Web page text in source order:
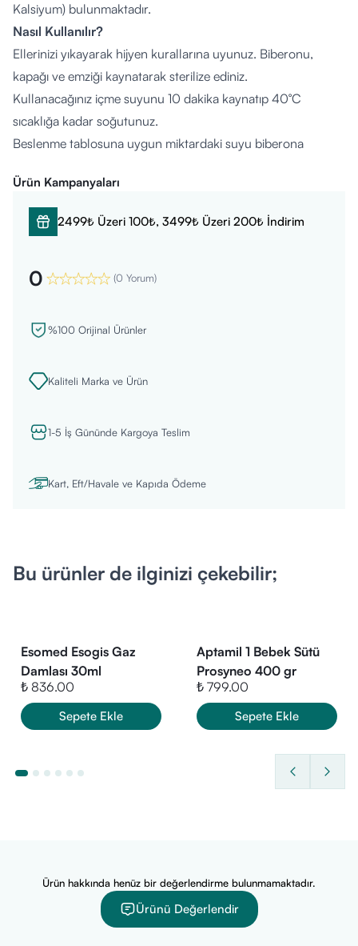
Kalsiyum) bulunmaktadır.
Nasıl Kullanılır?
Ellerinizi yıkayarak hijyen kurallarına uyunuz. Biberonu,
kapağı ve emziği kaynatarak sterilize ediniz.
Kullanacağınız içme suyunu 10 dakika kaynatıp 40°C
sıcaklığa kadar soğutunuz.
Beslenme tablosuna uygun miktardaki suyu biberona
Her 30 ml su için 1 ölçek Aptamil Prosyneo 2 tozu ekleyiniz.
Biberonun kapağını kapatıp iyice çalkalayarak karıştırınız.
Sütü bebeğinizin içebileceği sıcaklığa gelene kadar
yapabilirsiniz).
tekrar kullanılmamalıdır. Besin değerlerini korumak için
6. aydan itibaren bebeklerin beslenmesinde kullanılabilir.
ürünün kullanımı konusunda mutlaka doktorunuza danışınız.
Vitaminler:A, C, D, E, K, B1, B2, B5, B12 ve Biotin.
tüketilmelidir.
Ürün Kampanyaları
2499₺ Üzeri 100₺, 3499₺ Üzeri 200₺ İndirim
0 (0 Yorum)
%100 Orijinal Ürünler
Kaliteli Marka ve Ürün
1-5 İş Gününde Kargoya Teslim
Kart, Eft/Havale ve Kapıda Ödeme
Bu ürünler de ilginizi çekebilir;
Esomed Esogis Gaz
Damlası 30ml
₺ 836.00
Sepete Ekle
Aptamil 1 Bebek Sütü
Prosyneo 400 gr
₺ 799.00
Sepete Ekle
Ürün hakkında henüz bir değerlendirme bulunmamaktadır.
Ürünü Değerlendir